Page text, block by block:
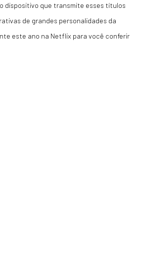
dispositivo que transmite esses títulos
de grandes personalidades da
este ano na Netflix para você conferir